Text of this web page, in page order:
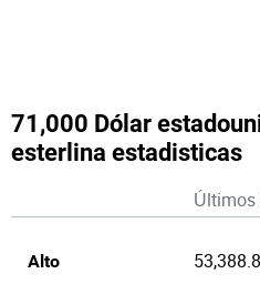
71,000 Dólar
esterlina estadisticas
Últimos
Alto